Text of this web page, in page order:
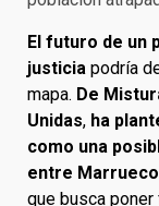
El futuro de un
justicia podría
mapa. De
Unidas, ha
como una
entre
que busca